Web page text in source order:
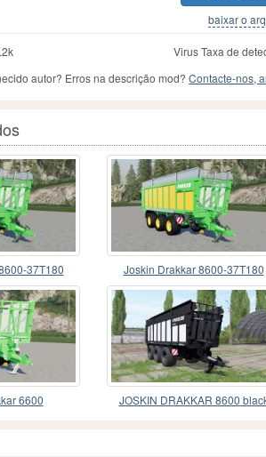
baixar o
Virus Taxa de
autor? Erros na descrição mod? Contacte-nos,
37T180 Joskin Drakkar 8600-37T180
6600 JOSKIN DRAKKAR 8600